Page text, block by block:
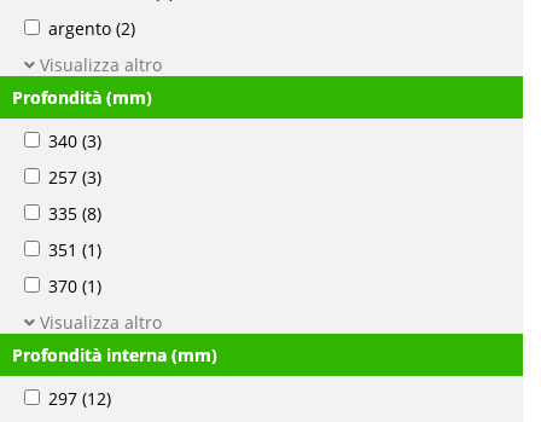
argento (2)
Visualizza altro
Profondità (mm)
340 (3)
257 (3)
335 (8)
351 (1)
370 (1)
Visualizza altro
Profondità interna (mm)
297 (12)